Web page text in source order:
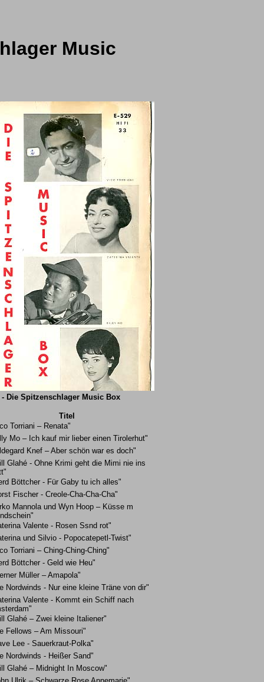
Music
Die Spitzenschlager Music Box
Titel
Torriani – Renata"
Mo – Ich kauf mir lieber einen Tirolerhut"
Knef – Aber schön war es doch"
Glahé - Ohne Krimi geht die Mimi nie ins
Böttcher - Für Gaby tu ich alles"
Fischer - Creole-Cha-Cha-Cha"
Mannola und Wyn Hoop – Küsse m
Valente - Rosen Ssnd rot"
und Silvio - Popocatepetl-Twist"
Torriani – Ching-Ching-Ching"
Böttcher - Geld wie Heu"
Müller – Amapola"
Nordwinds - Nur eine kleine Träne von dir"
Valente - Kommt ein Schiff nach
Glahé – Zwei kleine Italiener"
Fellows – Am Missouri"
Lee - Sauerkraut-Polka"
Nordwinds - Heißer Sand"
Glahé – Midnight In Moscow"